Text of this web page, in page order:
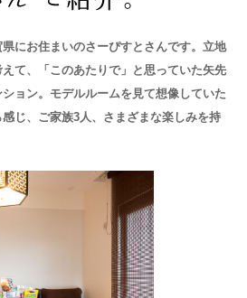
にお住まいのさーぴすとさんです。立地
て、「このあたりで」と思っていた矢先
ョン。 モデルルームを見て想像していた
じ、ご家族3人、さまざまな楽しみを持